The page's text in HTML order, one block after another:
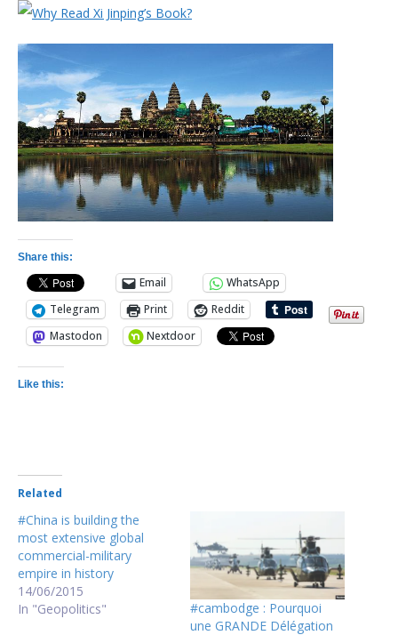
Share this:
Email
WhatsApp
Telegram
Print
Reddit
Mastodon
Nextdoor
Like this:
Related
#China is building the
most extensive global
commercial-military
empire in history
14/06/2015
In "Geopolitics"
#cambodge : Pourquoi
une GRANDE Délégation